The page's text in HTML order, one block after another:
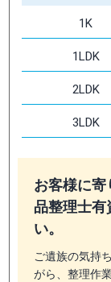
1K
1LDK
2LDK
3LDK
お客様に
品整理士有
い。
ご遺族の気持
がら、整理作